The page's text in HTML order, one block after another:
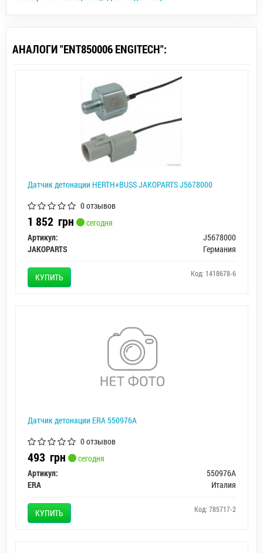
АНАЛОГИ "ENT850006 ENGITECH":
Датчик детонации HERTH+BUSS JAKOPARTS J5678000
0 отзывов
1 852 грн
сегодня
Артикул:
J5678000
JAKOPARTS
Германия
КУПИТЬ Код: 1418678-6
Датчик детонации ERA 550976A
0 отзывов
493 грн
сегодня
Артикул:
550976A
ERA
Италия
КУПИТЬ Код: 785717-2